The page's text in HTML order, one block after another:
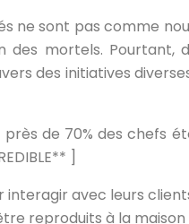
ne sont pas comme
des mortels.
des initiatives
de 70% des chefs
]
interagir avec leurs
reproduits à la